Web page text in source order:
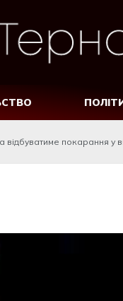
відбуватиме покарання у